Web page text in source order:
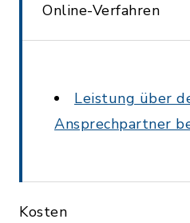
Online-Verfahren
Leistung über
Ansprechpartner
Kosten